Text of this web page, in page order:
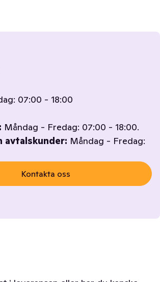
07:00 - 18:00
Måndag - Fredag: 07:00 - 18:00.
avtalskunder: Måndag - Fredag:
Kontakta oss